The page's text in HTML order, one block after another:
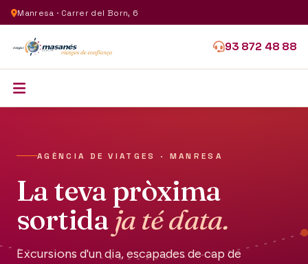
Manresa · Carrer del Born, 6
93 872 48 88
AGÈNCIA DE VIATGES · MANRESA
La teva pròxima
sortidaja té data.
Excursions d'un dia, escapades de cap de